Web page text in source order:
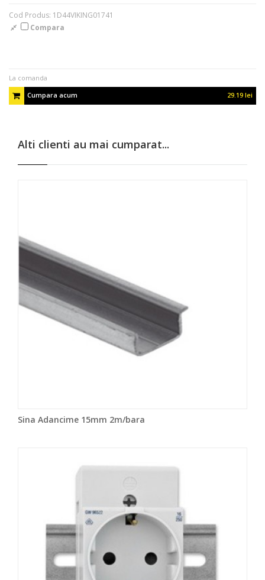
Cod Produs: 1D44VIKING01741
Compara
La comanda
Cumpara acum
29.19 lei
Alti clienti au mai cumparat...
Sina Adancime 15mm 2m/bara